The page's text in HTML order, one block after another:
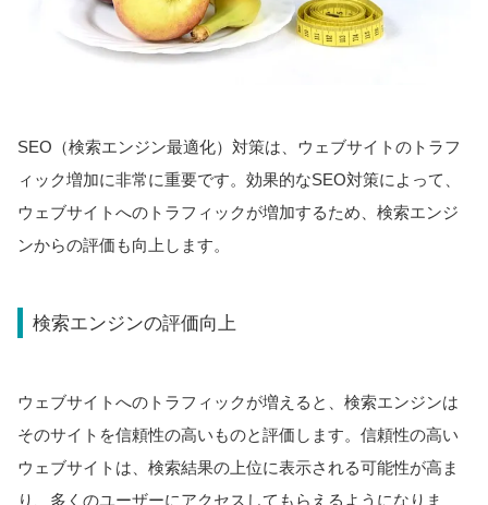
SEO（検索エンジン最適化）対策は、ウェブサイトのトラフ
ィック増加に非常に重要です。効果的なSEO対策によって、
ウェブサイトへのトラフィックが増加するため、検索エンジ
ンからの評価も向上します。
検索エンジンの評価向上
ウェブサイトへのトラフィックが増えると、検索エンジンは
そのサイトを信頼性の高いものと評価します。信頼性の高い
ウェブサイトは、検索結果の上位に表示される可能性が高ま
り、多くのユーザーにアクセスしてもらえるようになりま